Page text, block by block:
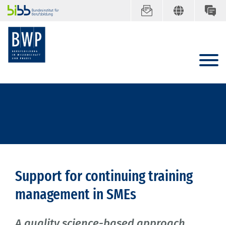
Support for continuing training
management in SMEs